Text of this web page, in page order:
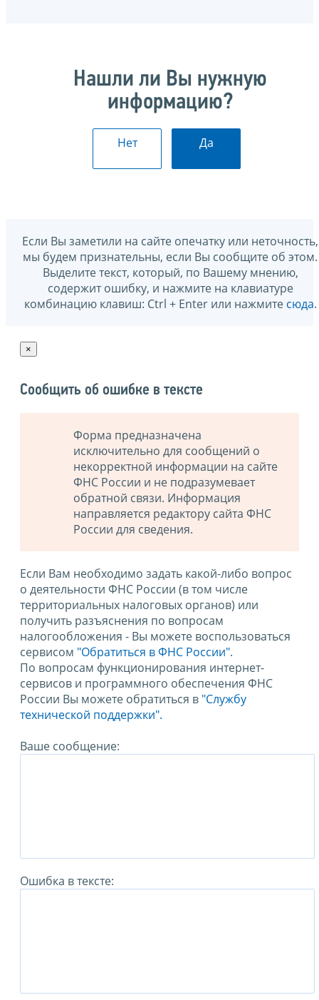
Нашли ли Вы нужную
информацию?
Нет Да
Если Вы заметили на сайте опечатку или неточность,
мы будем признательны, если Вы сообщите об этом.
Выделите текст, который, по Вашему мнению,
содержит ошибку, и нажмите на клавиатуре
комбинацию клавиш: Ctrl + Enter или нажмите сюда.
×
Сообщить об ошибке в тексте
Форма предназначена
исключительно для сообщений о
некорректной информации на сайте
ФНС России и не подразумевает
обратной связи. Информация
направляется редактору сайта ФНС
России для сведения.
Если Вам необходимо задать какой-либо вопрос
о деятельности ФНС России (в том числе
территориальных налоговых органов) или
получить разъяснения по вопросам
налогообложения - Вы можете воспользоваться
сервисом "Обратиться в ФНС России".
По вопросам функционирования интернет-
сервисов и программного обеспечения ФНС
России Вы можете обратиться в "Службу
технической поддержки".
Ваше сообщение:
Ошибка в тексте: